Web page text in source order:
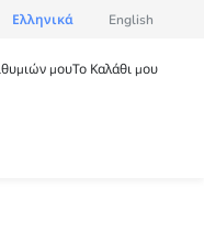
Ελληνικά English
μουΤο Καλάθι μου